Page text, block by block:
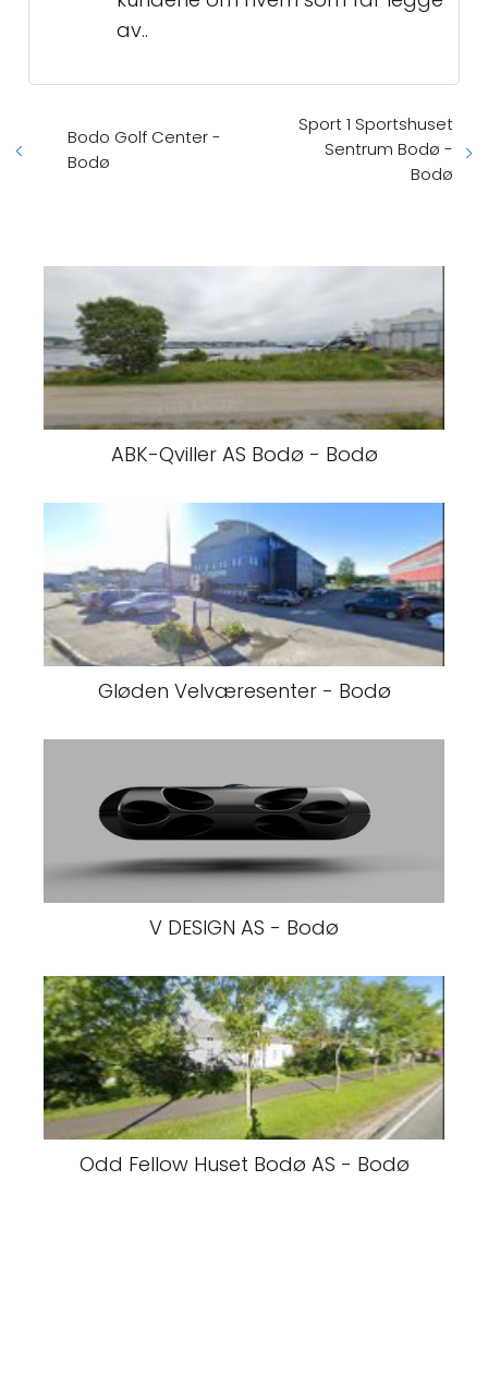
av..
Bodo Golf Center -
Bodø
Sport 1 Sportshuset
Sentrum Bodø -
Bodø
ABK-Qviller AS Bodø - Bodø
Gløden Velværesenter - Bodø
V DESIGN AS - Bodø
Odd Fellow Huset Bodø AS - Bodø